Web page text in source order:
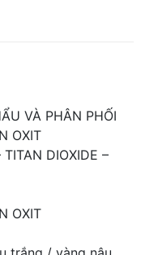
VÀ PHÂN PHỐI
OXIT
DIOXIDE –
OXIT